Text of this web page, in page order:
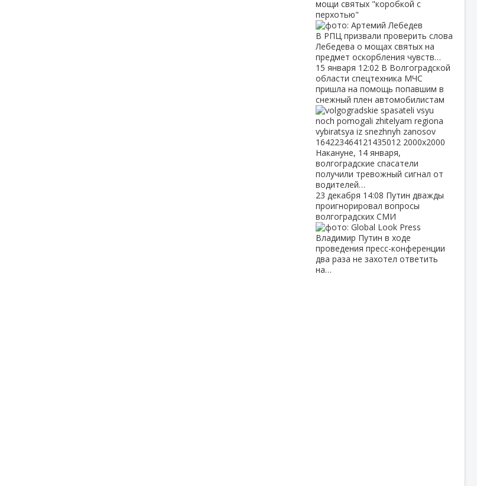
мощи святых "коробкой с
перхотью"
В РПЦ призвали проверить слова
Лебедева о мощах святых на
предмет оскорбления чувств…
15 января 12:02 В Волгоградской
области спецтехника МЧС
пришла на помощь попавшим в
снежный плен автомобилистам
Накануне, 14 января,
волгоградские спасатели
получили тревожный сигнал от
водителей…
23 декабря 14:08 Путин дважды
проигнорировал вопросы
волгоградских СМИ
Владимир Путин в ходе
проведения пресс-конференции
два раза не захотел ответить
на…